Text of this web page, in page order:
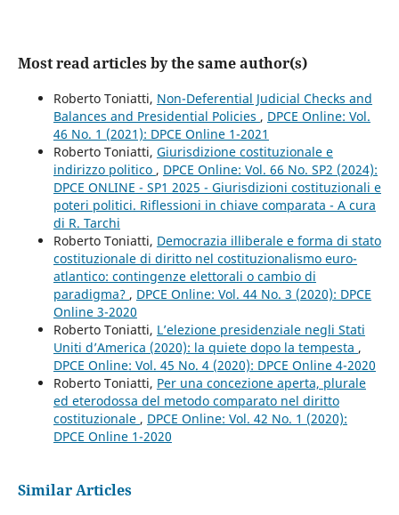
Most read articles by the same author(s)
Roberto Toniatti, Non-Deferential Judicial Checks and
Balances and Presidential Policies , DPCE Online: Vol.
46 No. 1 (2021): DPCE Online 1-2021
Roberto Toniatti, Giurisdizione costituzionale e
indirizzo politico , DPCE Online: Vol. 66 No. SP2 (2024):
DPCE ONLINE - SP1 2025 - Giurisdizioni costituzionali e
poteri politici. Riflessioni in chiave comparata - A cura
di R. Tarchi
Roberto Toniatti, Democrazia illiberale e forma di stato
costituzionale di diritto nel costituzionalismo euro-
atlantico: contingenze elettorali o cambio di
paradigma? , DPCE Online: Vol. 44 No. 3 (2020): DPCE
Online 3-2020
Roberto Toniatti, L’elezione presidenziale negli Stati
Uniti d’America (2020): la quiete dopo la tempesta ,
DPCE Online: Vol. 45 No. 4 (2020): DPCE Online 4-2020
Roberto Toniatti, Per una concezione aperta, plurale
ed eterodossa del metodo comparato nel diritto
costituzionale , DPCE Online: Vol. 42 No. 1 (2020):
DPCE Online 1-2020
Similar Articles